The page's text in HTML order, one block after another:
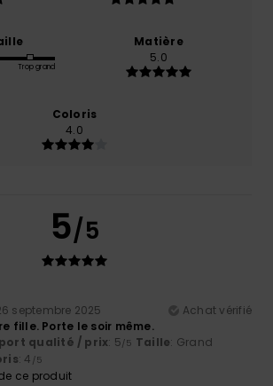
Trop grand
Matière
5.0
Coloris
4.0
5/5
septembre 2025
Achat vérifié
fille. Porte le soir même.
qualité / prix: 5/5 Taille: Grand
: 4 /5
ce produit